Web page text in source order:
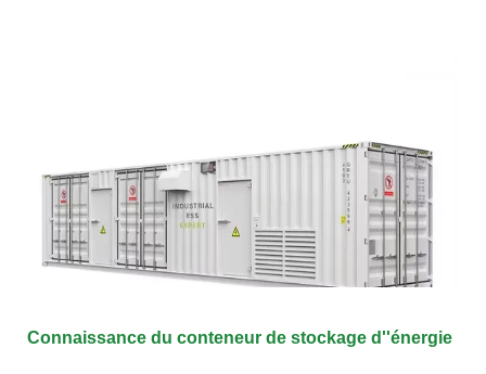
Connaissance du conteneur de stockage d''énergie